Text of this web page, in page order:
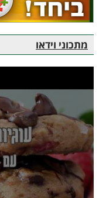
מתכוני וידאו